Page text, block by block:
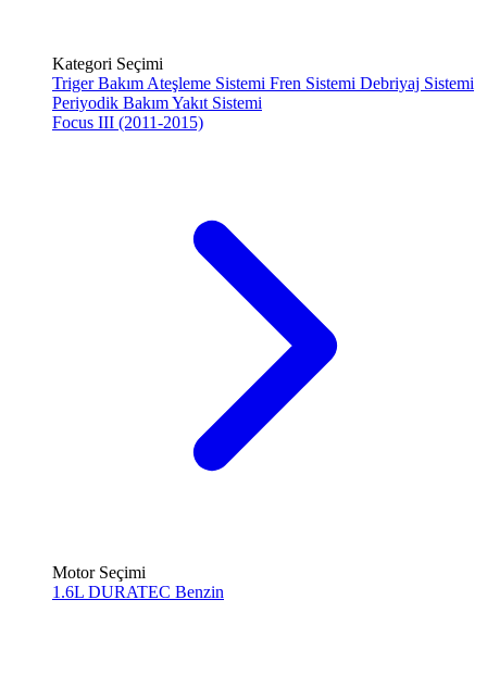
Kategori Seçimi
Triger Bakım Ateşleme Sistemi Fren Sistemi Debriyaj Sistemi
Periyodik BakımYakıt Sistemi
Focus III (2011-2015)
Motor Seçimi
1.6L DURATEC Benzin